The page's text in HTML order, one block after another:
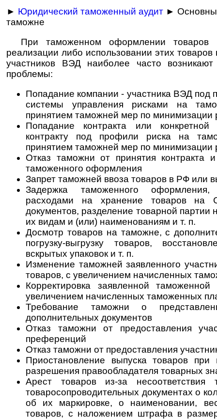
► Юридический таможенный аудит ►
таможне
При таможенном оформлении товаров
реализации либо использовании этих
участников ВЭД наиболее часто
проблемы:
Попадание компании - участника ВЭД под
системы управления рисками на
принятием таможней мер по минимизации
Попадание контракта или
контракту под профили риска на
принятием таможней мер по минимизации
Отказ таможни от принятия контракта
таможенного оформления
Запрет таможней ввоза товаров в РФ или
Задержка таможенного
расходами на хранение товаров на
документов, разделение товарной партии
их видам и (или) наименованиям и т. п.
Досмотр товаров на таможне, с
погрузку-выгрузку товаров,
вскрытых упаковок и т. п.
Изменение таможней заявленного
товаров, с увеличением начисленных
Корректировка заявленной
увеличением начисленных таможенных
Требование таможни о
дополнительных документов
Отказ таможни от предоставления
преференций
Отказ таможни от предоставления
Приостановление выпуска товаров
разрешения правообладателя товарных
Арест товаров из-за несоответствия
товаросопроводительных документах о
об их маркировке, о наименовании,
товаров, с наложением штрафа в